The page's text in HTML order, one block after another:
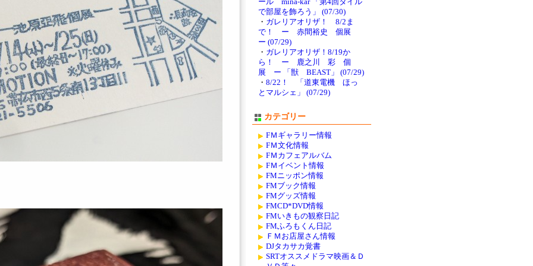
ール mina-kar 「第4回タイル
で部屋を飾ろう」 (07/30)
・ ガレリアオリザ！ 8/2ま
で！ ー 赤間裕史 個展
ー (07/29)
・ ガレリアオリザ！8/19か
ら！ ー 鹿之川 彩 個
展 ー 「獣 BEAST」 (07/29)
・ 8/22！ 「道東電機 ほっ
とマルシェ」 (07/29)
カテゴリー
FＭギャラリー情報
FＭ文化情報
FＭカフェアルバム
FＭイベント情報
FMニッポン情報
FMブック情報
FMグッズ情報
FMCD*DVD情報
FMいきもの観察日記
FMふろもくん日記
ＦＭお店屋さん情報
DJタカサカ覚書
SRTオススメドラマ映画＆Ｄ